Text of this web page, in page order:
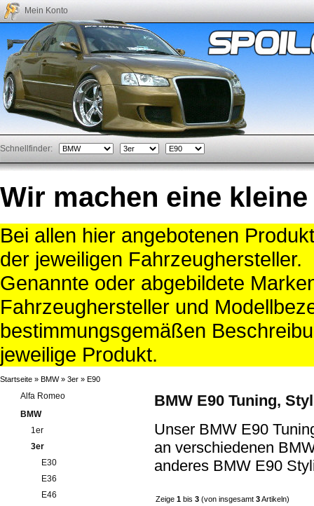
Mein Konto
Schnellfinder:
Wir machen eine kleine
Bei allen hier angebotenen
der jeweiligen Fahrzeughersteller.
Genannte oder abgebildete
Fahrzeughersteller und
bestimmungsgemäßen
jeweilige Produkt.
Startseite » BMW» 3er » E90
BMW E90 Tuning,
Unser BMW E90
an verschiedenen
anderes BMW E90
Zeige 1 bis 3 (von insgesamt 3Artikeln)
Alfa Romeo
BMW
1er
3er
E30
E36
E46